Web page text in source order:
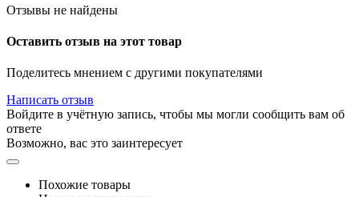
Отзывы не найдены
Оставить отзыв на этот товар
Поделитесь мнением с другими покупателями
Написать отзыв
Войдите в учётную запись, чтобы мы могли сообщить вам об
ответе
Возможно, вас это заинтересует
Похожие товары